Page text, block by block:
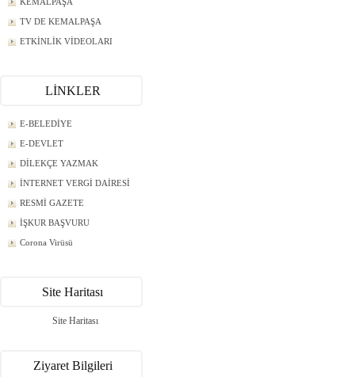
TV DE KEMALPAŞA
ETKİNLİK VİDEOLARI
LİNKLER
E-BELEDİYE
E-DEVLET
DİLEKÇE YAZMAK
İNTERNET VERGİ DAİRESİ
RESMİ GAZETE
İŞKUR BAŞVURU
Corona Virüsü
Site Haritası
Site Haritası
Ziyaret Bilgileri